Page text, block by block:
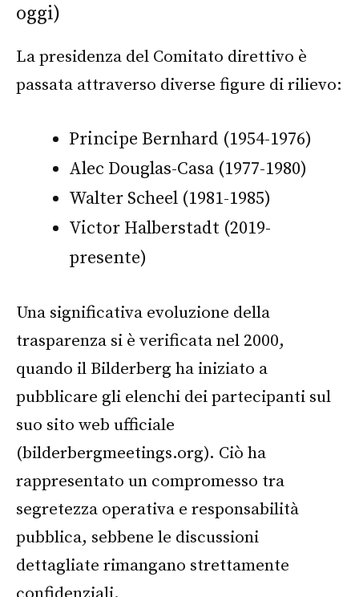
oggi)
La presidenza del Comitato direttivo è
passata attraverso diverse figure di rilievo:
Principe Bernhard (1954-1976)
Alec Douglas-Casa (1977-1980)
Walter Scheel (1981-1985)
Victor Halberstadt (2019-
presente)
Una significativa evoluzione della
trasparenza si è verificata nel 2000,
quando il Bilderberg ha iniziato a
pubblicare gli elenchi dei partecipanti sul
suo sito web ufficiale
(bilderbergmeetings.org). Ciò ha
rappresentato un compromesso tra
segretezza operativa e responsabilità
pubblica, sebbene le discussioni
dettagliate rimangano strettamente